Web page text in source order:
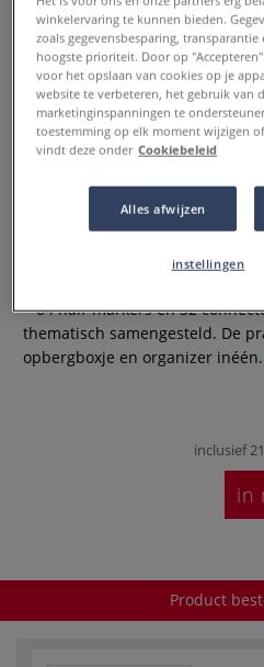
OLO™ | Alcohol
brush nib +
0
De modulaire CARRY CASE
= 64 half-markers en 32
thematisch samengesteld. De
opbergboxje en organizer inéén.
inclusief
in
Product
winkelervaring te kunnen bieden.
zoals gegevensbesparing,
hoogste prioriteit. Door op
voor het opslaan van cookies op je
website te verbeteren, het gebruik van
marketinginspanningen te
toestemming op elk moment wijzigen
vindt deze onder Cookiebeleid
Alles afwijzen
instellingen